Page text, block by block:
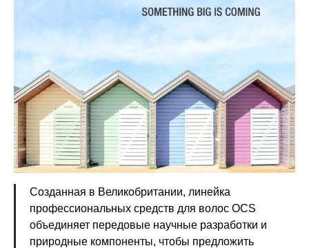
Созданная в Великобритании, линейка
профессиональных средств для волос OCS
объединяет передовые научные разработки и
природные компоненты, чтобы предложить